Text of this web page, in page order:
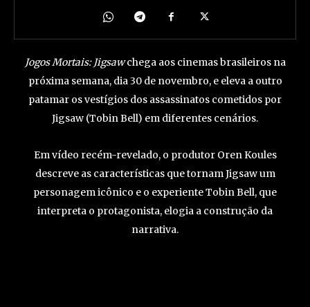
Jogos Mortais: Jigsawchega aos cinemas brasileiros na
próxima semana, dia 30 de novembro, e eleva a outro
patamar os vestígios dos assassinatos cometidos por
Jigsaw (Tobin Bell) em diferentes cenários.
Em vídeo recém-revelado, o produtor Oren Koules
descreve as características que tornam Jigsaw um
personagem icônico e o experiente Tobin Bell, que
interpreta o protagonista, elogia a construção da
narrativa.